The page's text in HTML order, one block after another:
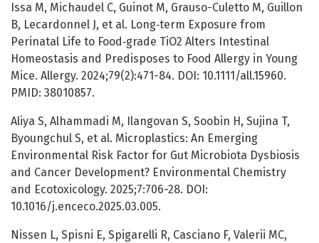
Issa M, Michaudel C, Guinot M, Grauso-Culetto M, Guillon
B, Lecardonnel J, et al. Long‐term Exposure from
Perinatal Life to Food‐grade TiO2 Alters Intestinal
Homeostasis and Predisposes to Food Allergy in Young
Mice. Allergy. 2024;79(2):471-84. DOI: 10.1111/all.15960.
PMID: 38010857.
Aliya S, Alhammadi M, Ilangovan S, Soobin H, Sujina T,
Byoungchul S, et al. Microplastics: An Emerging
Environmental Risk Factor for Gut Microbiota Dysbiosis
and Cancer Development? Environmental Chemistry
and Ecotoxicology. 2025;7:706-28. DOI:
10.1016/j.enceco.2025.03.005.
Nissen L, Spisni E, Spigarelli R, Casciano F, Valerii MC,